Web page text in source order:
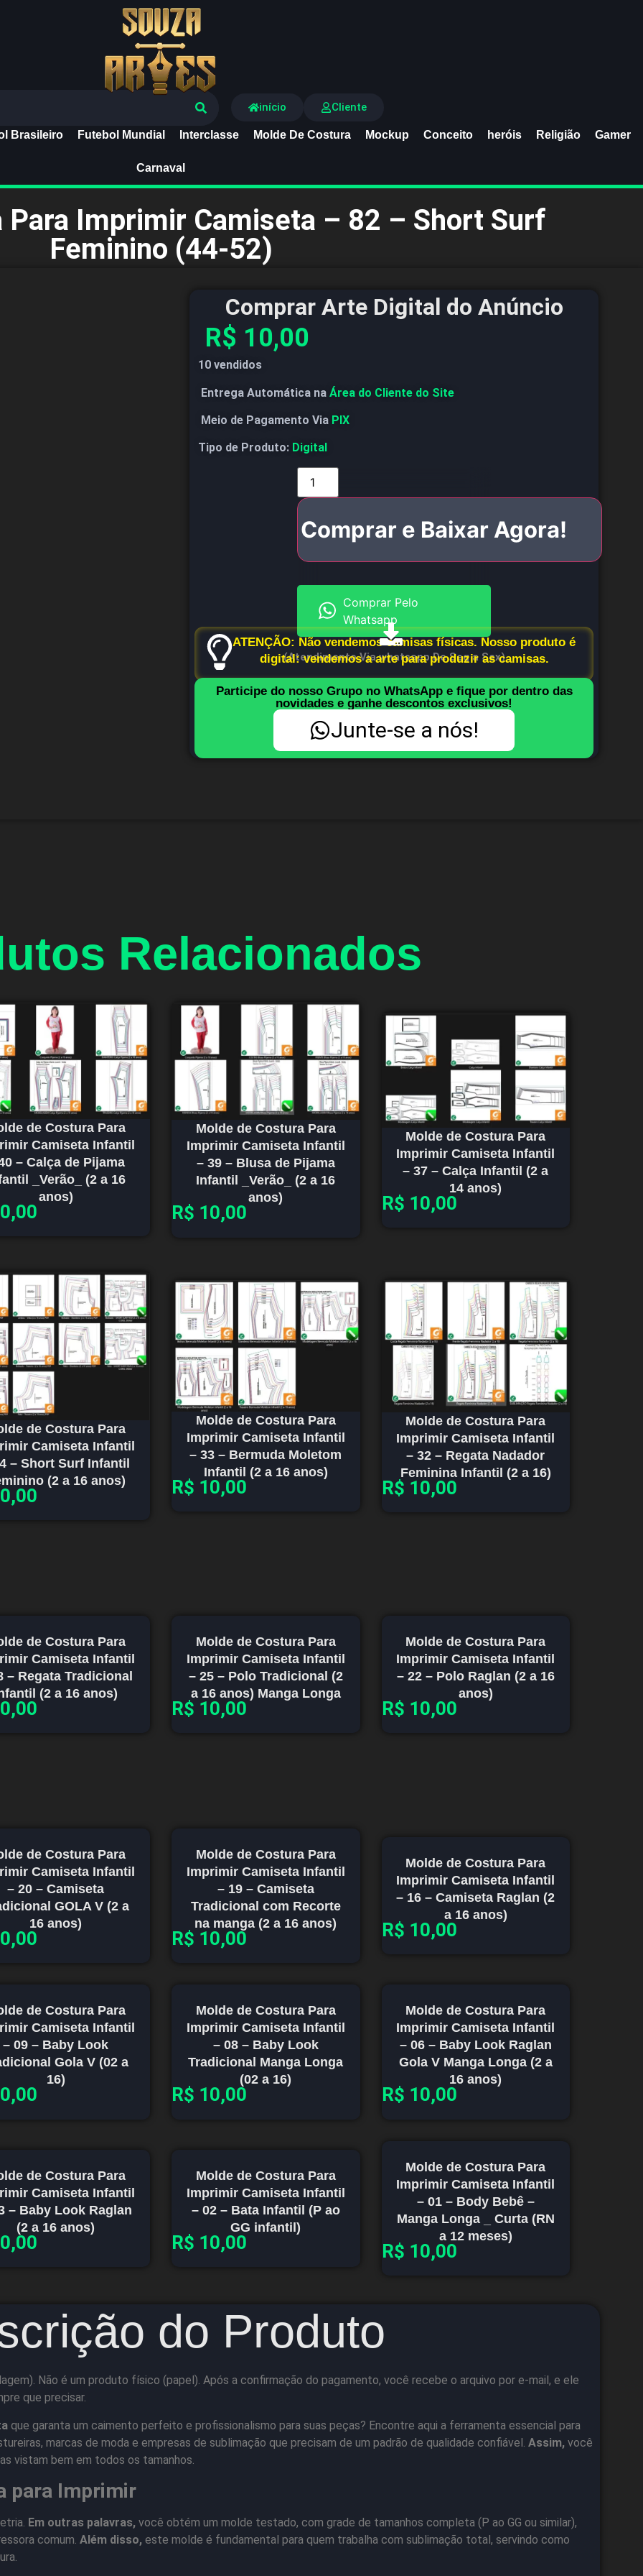
Brasileiro Futebol Mundial Interclasse Molde De Costura Mockup Conceito heróis Religião Gamer
Carnaval
início Cliente
Para Imprimir Camiseta – 82 – Short Surf
Feminino (44-52)
Comprar Arte Digital do Anúncio
R$ 10,00
10 vendidos
Entrega Automática na Área do Cliente do Site
Meio de Pagamento Via PIX
Tipo de Produto: Digital
Comprar e Baixar Agora!
Comprar Pelo
Whatsapp
(Atendimento Via whatsapp De Seg a Sex)
ATENÇÃO: Não vendemos camisas físicas. Nosso produto é
digital: vendemos a arte para produzir as camisas.
Participe do nosso Grupo no WhatsApp e fique por dentro das
novidades e ganhe descontos exclusivos!
Junte-se a nós!
Relacionados
de Costura Para
Camiseta Infantil
– Calça de Pijama
_Verão_ (2 a 16
anos)
Molde de Costura Para
Imprimir Camiseta Infantil
– 39 – Blusa de Pijama
Infantil _Verão_ (2 a 16
anos)
R$ 10,00
Molde de Costura Para
Imprimir Camiseta Infantil
– 37 – Calça Infantil (2 a
14 anos)
R$ 10,00
de Costura Para
Camiseta Infantil
– Short Surf Infantil
(2 a 16 anos)
Molde de Costura Para
Imprimir Camiseta Infantil
– 33 – Bermuda Moletom
Infantil (2 a 16 anos)
R$ 10,00
Molde de Costura Para
Imprimir Camiseta Infantil
– 32 – Regata Nadador
Feminina Infantil (2 a 16)
R$ 10,00
de Costura Para
Camiseta Infantil
– Regata Tradicional
(2 a 16 anos)
Molde de Costura Para
Imprimir Camiseta Infantil
– 25 – Polo Tradicional (2
a 16 anos) Manga Longa
R$ 10,00
Molde de Costura Para
Imprimir Camiseta Infantil
– 22 – Polo Raglan (2 a 16
anos)
R$ 10,00
de Costura Para
Camiseta Infantil
– 20 – Camiseta
GOLA V (2 a
16 anos)
Molde de Costura Para
Imprimir Camiseta Infantil
– 19 – Camiseta
Tradicional com Recorte
na manga (2 a 16 anos)
R$ 10,00
Molde de Costura Para
Imprimir Camiseta Infantil
– 16 – Camiseta Raglan (2
a 16 anos)
R$ 10,00
de Costura Para
Camiseta Infantil
– 09 – Baby Look
Gola V (02 a
16)
Molde de Costura Para
Imprimir Camiseta Infantil
– 08 – Baby Look
Tradicional Manga Longa
(02 a 16)
R$ 10,00
Molde de Costura Para
Imprimir Camiseta Infantil
– 06 – Baby Look Raglan
Gola V Manga Longa (2 a
16 anos)
R$ 10,00
de Costura Para
Camiseta Infantil
– Baby Look Raglan
(2 a 16 anos)
Molde de Costura Para
Imprimir Camiseta Infantil
– 02 – Bata Infantil (P ao
GG infantil)
R$ 10,00
Molde de Costura Para
Imprimir Camiseta Infantil
– 01 – Body Bebê –
Manga Longa _ Curta (RN
a 12 meses)
R$ 10,00
do Produto
Não é um produto físico (papel). Após a confirmação do pagamento, você recebe o arquivo por e-mail, e ele
que precisar.
que garanta um caimento perfeito e profissionalismo para suas peças? Encontre aqui a ferramenta essencial para
marcas de moda e empresas de sublimação que precisam de um padrão de qualidade confiável. Assim, você
vistam bem em todos os tamanhos.
para Imprimir
Em outras palavras, você obtém um molde testado, com grade de tamanhos completa (P ao GG ou similar),
comum. Além disso, este molde é fundamental para quem trabalha com sublimação total, servindo como